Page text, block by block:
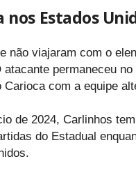
Estados
não viajaram com o
permaneceu
com a equipe
de 2024, Carlinhos
do Estadual